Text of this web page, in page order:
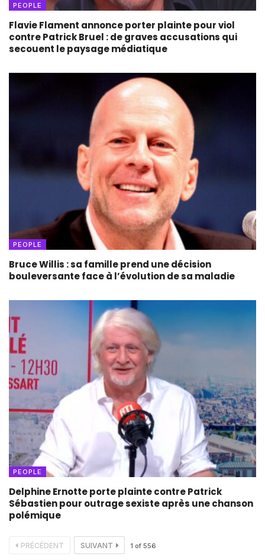
PEOPLE
Flavie Flament annonce porter plainte pour viol
contre Patrick Bruel : de graves accusations qui
secouent le paysage médiatique
PEOPLE
Bruce Willis : sa famille prend une décision
bouleversante face à l’évolution de sa maladie
PEOPLE
Delphine Ernotte porte plainte contre Patrick
Sébastien pour outrage sexiste après une chanson
polémique
PRÉCÉDENT SUIVANT 1 of 556